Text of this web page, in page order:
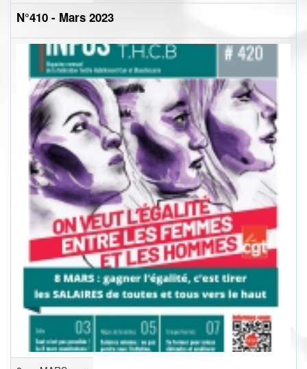
N°410 - Mars 2023